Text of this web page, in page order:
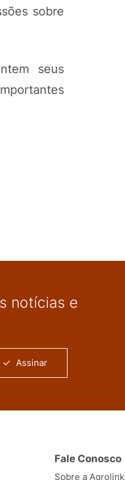
sobre
seus
notícias e
Assinar
Fale Conosco
Sobre a Agrolink